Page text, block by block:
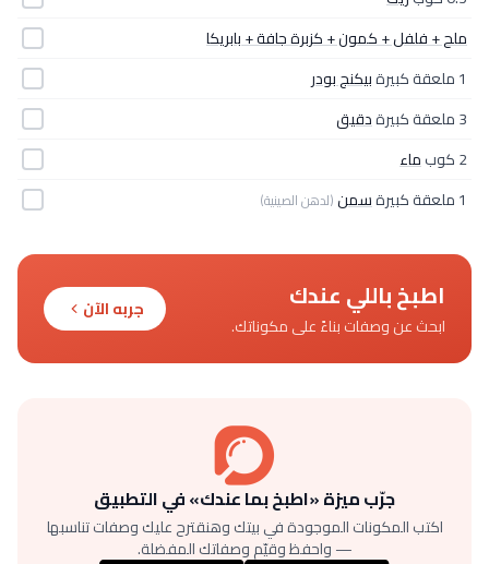
ملح + فلفل + كمون + كزبرة جافة + بابريكا
1 ملعقة كبيرة
بيكنج بودر
3 ملعقة كبيرة
دقيق
2 كوب
ماء
1 ملعقة كبيرة
سمن(لدهن الصينية)
اطبخ باللي عندك
ابحث عن وصفات بناءً على مكوناتك.
جربه الآن
جرّب ميزة «اطبخ بما عندك» في التطبيق
اكتب المكونات الموجودة في بيتك وهنقترح عليك وصفات تناسبها
— واحفظ وقيّم وصفاتك المفضلة.